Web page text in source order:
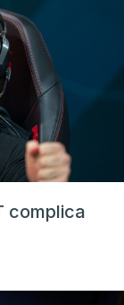
complica